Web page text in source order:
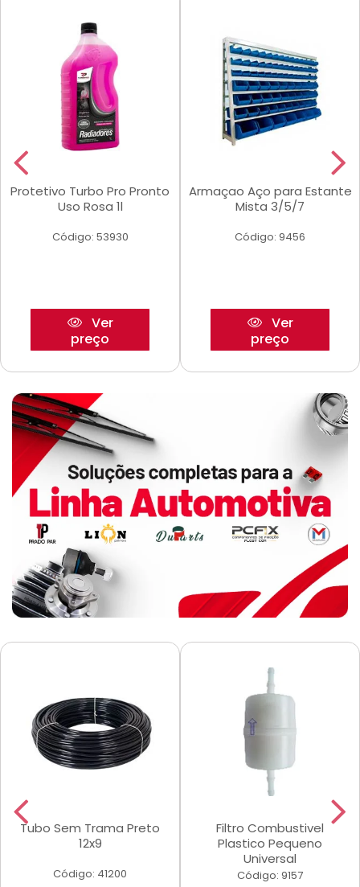
Protetivo Turbo Pro Pronto
Uso Rosa 1l
Código: 53930
Ver
preço
Armaçao Aço para Estante
Mista 3/5/7
Código: 9456
Ver
preço
Tubo Sem Trama Preto
12x9
Código: 41200
Filtro Combustivel
Plastico Pequeno
Universal
Código: 9157